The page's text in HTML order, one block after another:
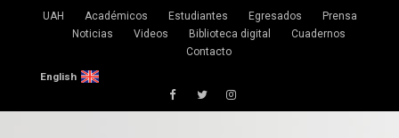
UAH Académicos Estudiantes Egresados
Prensa
Noticias
Videos Biblioteca digital
Cuadernos
Contacto
English
FacebookTwitterInstagram